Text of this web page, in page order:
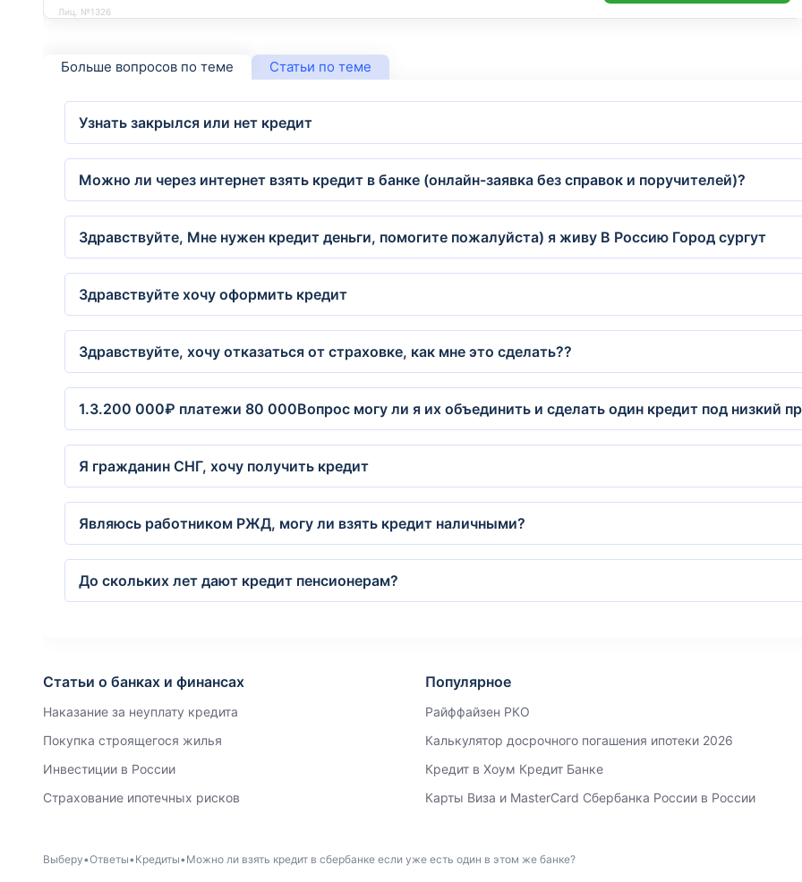
Лиц. №1326
Больше вопросов по теме Статьи по теме
Узнать закрылся или нет кредит
Можно ли через интернет взять кредит в банке (онлайн-заявка без справок и поручителей)?
Здравствуйте, Мне нужен кредит деньги, помогите пожалуйста) я живу В Россию Город сургут
Здравствуйте хочу оформить кредит
Здравствуйте, хочу отказаться от страховке, как мне это сделать??
1.3.200 000₽ платежи 80 000Вопрос могу ли я их объединить и сделать один кредит под низкий
Я гражданин СНГ, хочу получить кредит
Являюсь работником РЖД, могу ли взять кредит наличными?
До скольких лет дают кредит пенсионерам?
Статьи о банках и финансах
Наказание за неуплату кредита
Покупка строящегося жилья
Инвестиции в России
Страхование ипотечных рисков
Популярное
Райффайзен РКО
Калькулятор досрочного погашения ипотеки 2026
Кредит в Хоум Кредит Банке
Карты Виза и MasterCard Сбербанка России в России
Выберу Ответы Кредиты Можно ли взять кредит в сбербанке если уже есть один в этом же банке?